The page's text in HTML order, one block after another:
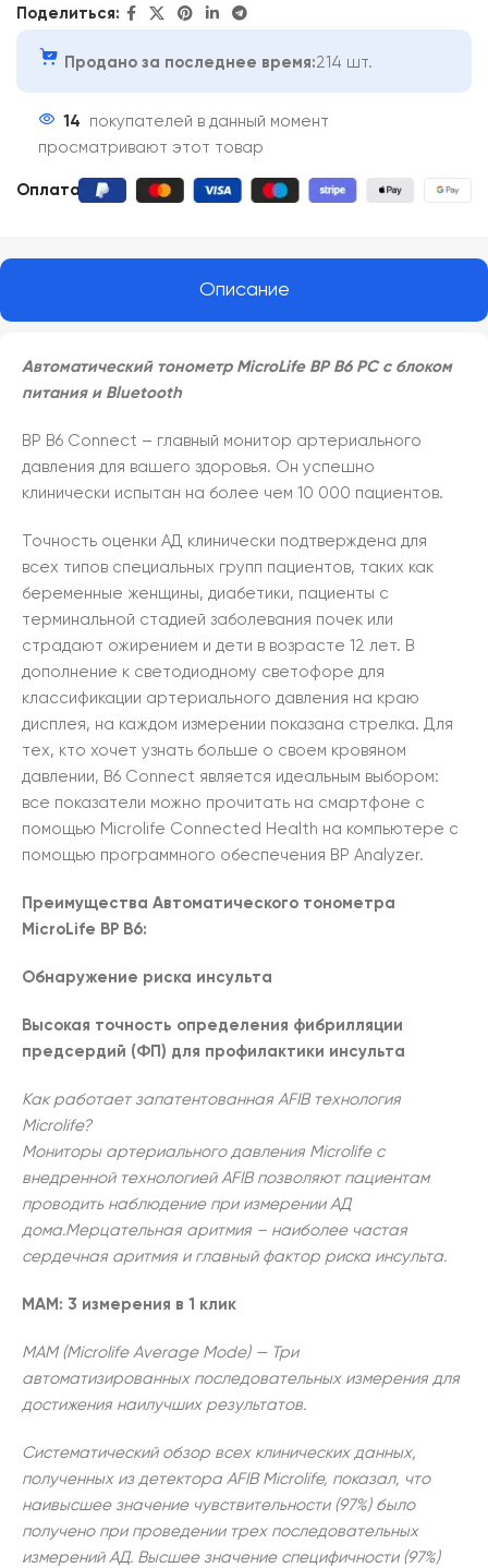
Поделиться:
Продано за последнее время:214 шт.
14
покупателей в данный момент
просматривают этот товар
Оплата:
Описание
Автоматический тонометр MicroLife BP B6 PC с блоком
питания и Bluetooth
BP B6 Connect – главный монитор артериального
давления для вашего здоровья. Он успешно
клинически испытан на более чем 10 000 пациентов.
Точность оценки АД клинически подтверждена для
всех типов специальных групп пациентов, таких как
беременные женщины, диабетики, пациенты с
терминальной стадией заболевания почек или
страдают ожирением и дети в возрасте 12 лет. В
дополнение к светодиодному светофоре для
классификации артериального давления на краю
дисплея, на каждом измерении показана стрелка. Для
тех, кто хочет узнать больше о своем кровяном
давлении, B6 ​​Connect является идеальным выбором:
все показатели можно прочитать на смартфоне с
помощью Microlife Connected Health на компьютере с
помощью программного обеспечения BP Analyzer.
Преимущества Автоматического тонометра
MicroLife BP B6:
Обнаружение риска инсульта
Высокая точность определения фибрилляции
предсердий (ФП) для профилактики инсульта
Как работает запатентованная AFIB технология
Microlife?
Мониторы артериального давления Microlife с
внедренной технологией AFIB позволяют пациентам
проводить наблюдение при измерении АД
дома.Мерцательная аритмия – наиболее частая
сердечная аритмия и главный фактор риска инсульта.
MAM: 3 измерения в 1 клик
MAM (Microlife Average Mode) — Три
автоматизированных последовательных измерения для
достижения наилучших результатов.
Систематический обзор всех клинических данных,
полученных из детектора AFIB Microlife, показал, что
наивысшее значение чувствительности (97%) было
получено при проведении трех последовательных
измерений АД. Высшее значение специфичности (97%)